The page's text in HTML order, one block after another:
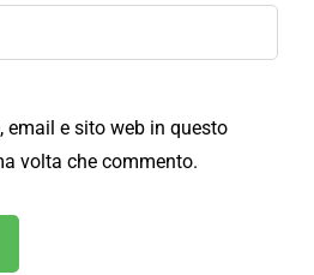
email e sito web in questo
volta che commento.